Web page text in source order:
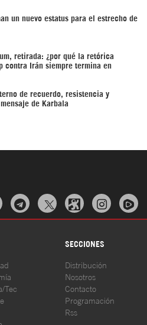
un nuevo estatus para el estrecho de
retirada: ¿por qué la retórica
contra Irán siempre termina en
de recuerdo, resistencia y
de Karbala
  
SECCIONES
Tec
Distribución
Nosotros
Contacto
Programación
Rss